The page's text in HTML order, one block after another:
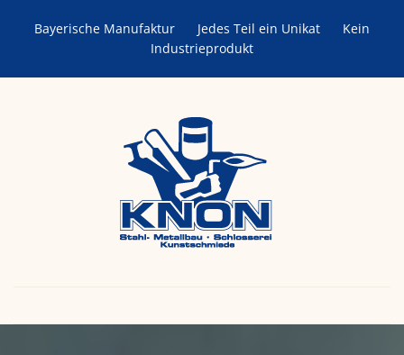
Bayerische Manufaktur Jedes Teil ein Unikat
Kein
Industrieprodukt